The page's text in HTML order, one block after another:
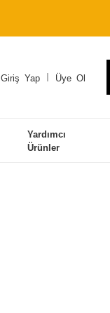
Giriş Yap Üye Ol
Yardımcı
Ürünler